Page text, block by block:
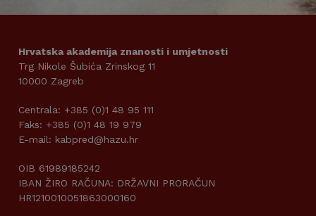
Hrvatska akademija znanosti i umjetnosti
Trg Nikole Šubića Zrinskog 11
10000 Zagreb
Centrala: +385 (0)1 48 95 111
Faks: +385 (0)1 48 19 979
E-mail: kabpred@hazu.hr
OIB 61989185242
IBAN ŽIRO RAČUNA: DRŽAVNI PRORAČUN
HR1210010051863000160